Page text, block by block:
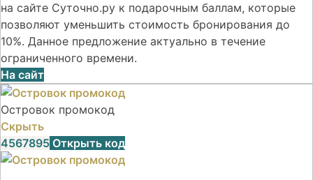
на сайте Суточно.ру к подарочным баллам, которые
позволяют уменьшить стоимость бронирования до
10%. Данное предложение актуально в течение
ограниченного времени.
На сайт
Островок промокод
Скрыть
4567895 Открыть код